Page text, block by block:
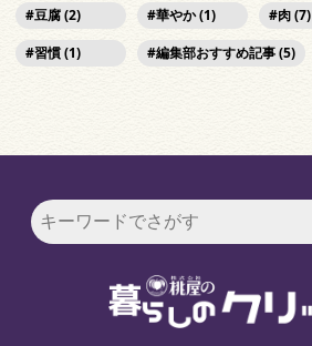
豆腐 (2)
華やか (1)
肉 (7)
習慣 (1)
編集部おすすめ記事 (5)